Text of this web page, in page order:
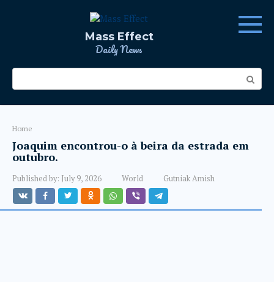
Mass Effect
Daily News
Search:
Home
Joaquim encontrou-o à beira da estrada em
outubro.
Published by: July 9, 2026 World Gutniak Amish